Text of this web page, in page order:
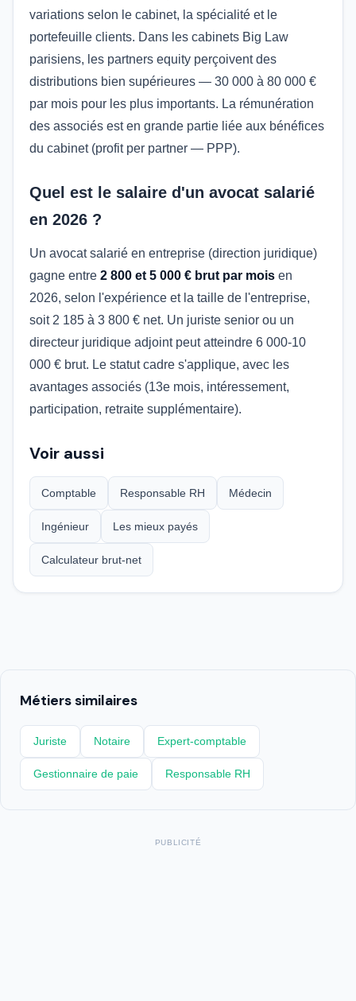
variations selon le cabinet, la spécialité et le
portefeuille clients. Dans les cabinets Big Law
parisiens, les partners equity perçoivent des
distributions bien supérieures — 30 000 à 80 000 €
par mois pour les plus importants. La rémunération
des associés est en grande partie liée aux bénéfices
du cabinet (profit per partner — PPP).
Quel est le salaire d'un avocat salarié
en 2026 ?
Un avocat salarié en entreprise (direction juridique)
gagne entre 2 800 et 5 000 € brut par mois en
2026, selon l'expérience et la taille de l'entreprise,
soit 2 185 à 3 800 € net. Un juriste senior ou un
directeur juridique adjoint peut atteindre 6 000-10
000 € brut. Le statut cadre s'applique, avec les
avantages associés (13e mois, intéressement,
participation, retraite supplémentaire).
Voir aussi
Comptable Responsable RH Médecin
Ingénieur Les mieux payés
Calculateur brut-net
Métiers similaires
Juriste Notaire Expert-comptable
Gestionnaire de paie Responsable RH
PUBLICITÉ